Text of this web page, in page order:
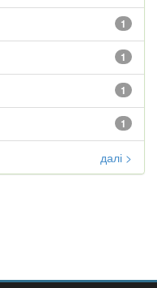
1
1
1
1
далі >